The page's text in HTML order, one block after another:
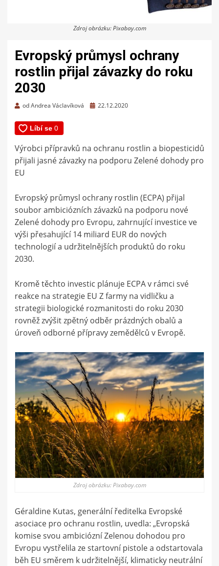
Zdroj obrázku: Pixabay.com
Evropský průmysl ochrany
rostlin přijal závazky do roku
2030
odAndrea Václavíková
Zveřejněno
22.12.2020
Výrobci přípravků na ochranu rostlin a biopesticidů
přijali jasné závazky na podporu Zelené dohody pro
EU
Evropský průmysl ochrany rostlin (ECPA) přijal
soubor ambiciózních závazků na podporu nové
Zelené dohody pro Evropu, zahrnující investice ve
výši přesahující 14 miliard EUR do nových
technologií a udržitelnějších produktů do roku
2030.
Kromě těchto investic plánuje ECPA v rámci své
reakce na strategie EU Z farmy na vidličku a
strategii biologické rozmanitosti do roku 2030
rovněž zvýšit zpětný odběr prázdných obalů a
úroveň odborné přípravy zemědělců v Evropě.
Zdroj obrázku: Pixabay.com
Géraldine Kutas, generální ředitelka Evropské
asociace pro ochranu rostlin, uvedla: „Evropská
komise svou ambiciózní Zelenou dohodou pro
Evropu vystřelila ze startovní pistole a odstartovala
běh EU směrem k udržitelnější, klimaticky neutrální